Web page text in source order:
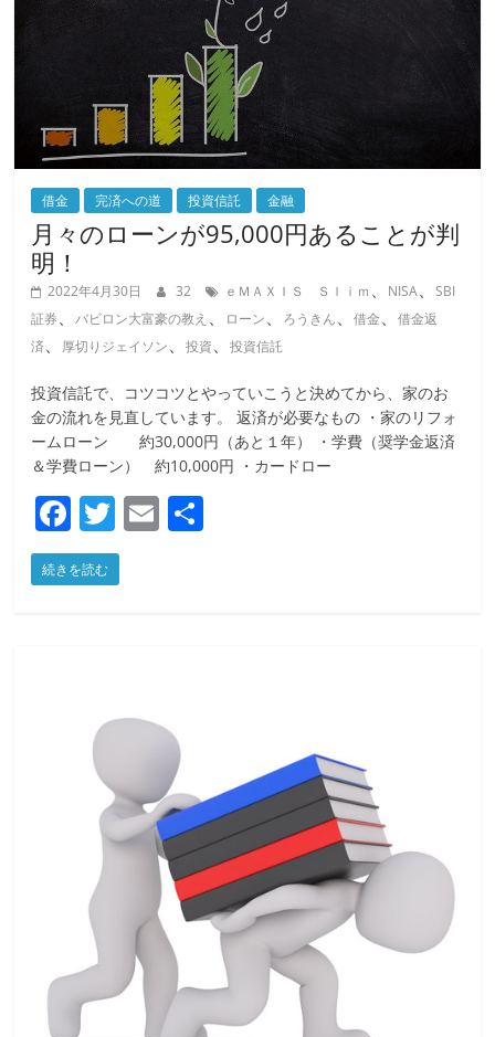
借金 完済への道 投資信託 金融
月々のローンが95,000円あることが判
明！
2022年4月30日 32 ｅＭＡＸＩＳ Ｓｌｉｍ 、 NISA、SBI
証券、バビロン大富豪の教え 、 ローン、 ろうきん、借金、借金返
済、 厚切りジェイソン、投資、投資信託
投資信託で、コツコツとやっていこうと決めてから、家のお
金の流れを見直しています。 返済が必要なもの ・家のリフォ
ームローン 約30,000円（あと１年） ・学費（奨学金返済
＆学費ローン） 約10,000円 ・カードロー
F
a
c
T
w
itt
E
続きを読む